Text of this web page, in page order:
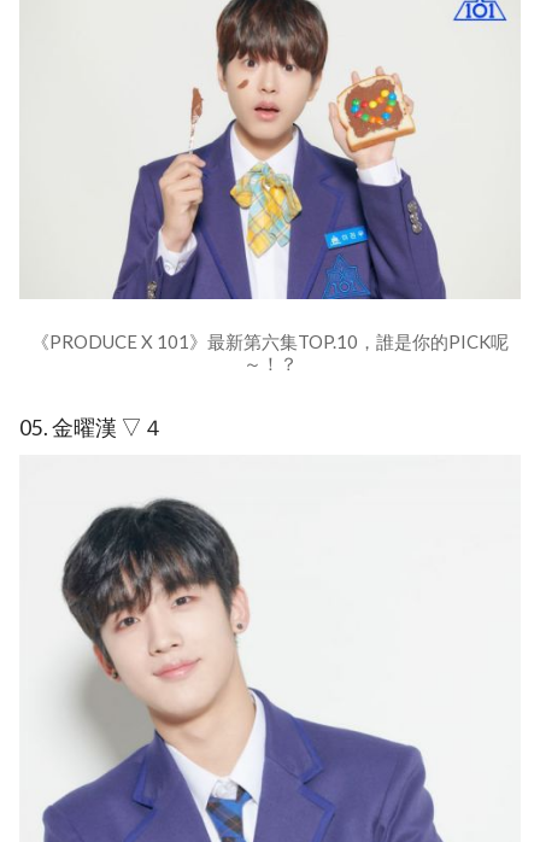
《PRODUCE X 101》最新第六集TOP.10，誰是你的PICK呢
～！？
05. 金曜漢 ▽４